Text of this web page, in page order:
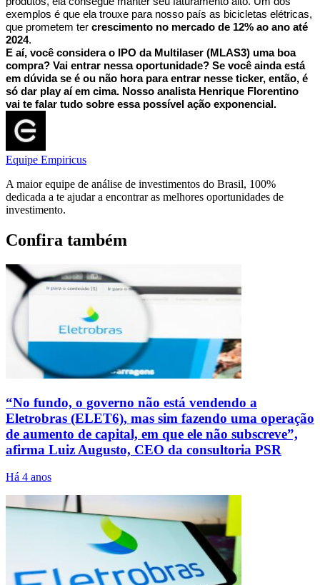
exemplos é que ela trouxe para nosso país as bicicletas elétricas,
que prometem ter crescimento no mercado de 12% ao ano até
2024.
E aí, você considera o IPO da Multilaser (MLAS3) uma boa
compra? Vai entrar nessa oportunidade? Se você ainda está
em dúvida se é ou não hora para entrar nesse ticker, então, é
só dar play aí em cima. Nosso analista Henrique Florentino
vai te falar tudo sobre essa possível ação exponencial.
Equipe Empiricus
A maior equipe de análise de investimentos do Brasil, 100%
dedicada a te ajudar a encontrar as melhores oportunidades de
investimento.
Confira também
“No fundo, o governo não está vendendo a
Eletrobras (ELET6), mas sim fazendo uma operação
de aumento de capital, em que ele não subscreve”,
afirma Luiz Augusto, CEO da consultoria PSR
Há 4 anos